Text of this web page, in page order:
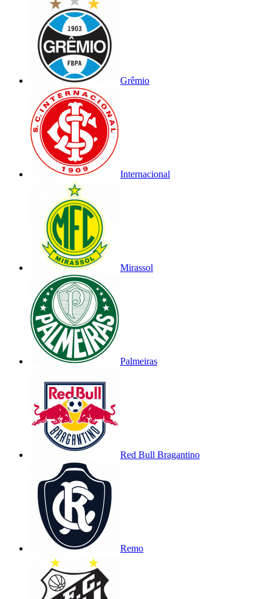
Grêmio
Internacional
Mirassol
Palmeiras
Red Bull Bragantino
Remo